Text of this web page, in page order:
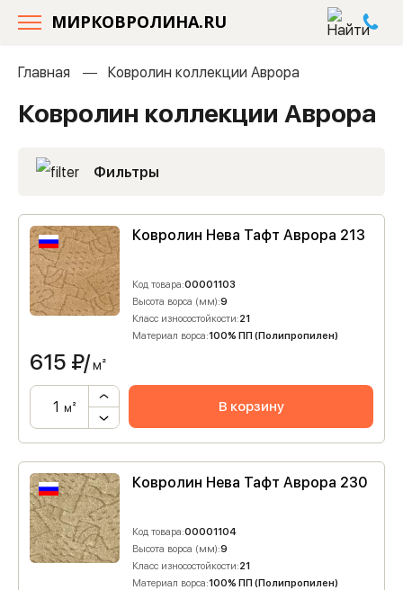
МИРКОВРОЛИНА.RU
Главная Ковролин коллекции Аврора
Ковролин коллекции Аврора
Фильтры
Ковролин Нева Тафт Аврора 213
Код товара:00001103
Высота ворса (мм):9
Класс износостойкости:21
Материал ворса:100% ПП (Полипропилен)
615 ₽/м²
м² В корзину
Ковролин Нева Тафт Аврора 230
Код товара:00001104
Высота ворса (мм):9
Класс износостойкости:21
Материал ворса:100% ПП (Полипропилен)